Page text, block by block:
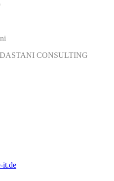
DASTANI CONSULTING
it.de